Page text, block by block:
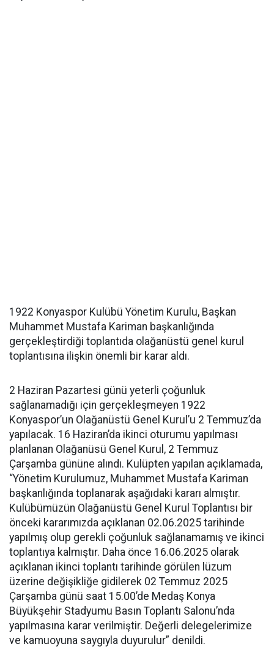
1922 Konyaspor Kulübü Yönetim Kurulu, Başkan
Muhammet Mustafa Kariman başkanlığında
gerçekleştirdiği toplantıda olağanüstü genel kurul
toplantısına ilişkin önemli bir karar aldı.
2 Haziran Pazartesi günü yeterli çoğunluk
sağlanamadığı için gerçekleşmeyen 1922
Konyaspor’un Olağanüstü Genel Kurul’u 2 Temmuz’da
yapılacak. 16 Haziran’da ikinci oturumu yapılması
planlanan Olağanüsü Genel Kurul, 2 Temmuz
Çarşamba gününe alındı. Kulüpten yapılan açıklamada,
“Yönetim Kurulumuz, Muhammet Mustafa Kariman
başkanlığında toplanarak aşağıdaki kararı almıştır.
Kulübümüzün Olağanüstü Genel Kurul Toplantısı bir
önceki kararımızda açıklanan 02.06.2025 tarihinde
yapılmış olup gerekli çoğunluk sağlanamamış ve ikinci
toplantıya kalmıştır. Daha önce 16.06.2025 olarak
açıklanan ikinci toplantı tarihinde görülen lüzum
üzerine değişikliğe gidilerek 02 Temmuz 2025
Çarşamba günü saat 15.00’de Medaş Konya
Büyükşehir Stadyumu Basın Toplantı Salonu’nda
yapılmasına karar verilmiştir. Değerli delegelerimize
ve kamuoyuna saygıyla duyurulur” denildi.